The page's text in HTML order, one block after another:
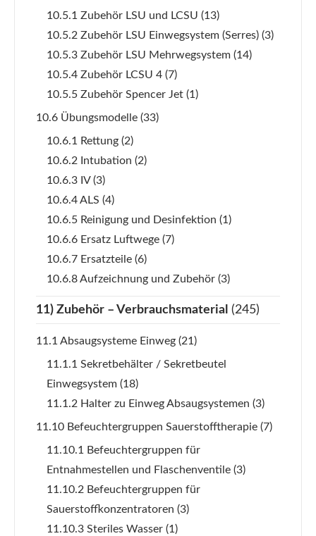
10.5.1 Zubehör LSU und LCSU (13)
10.5.2 Zubehör LSU Einwegsystem (Serres) (3)
10.5.3 Zubehör LSU Mehrwegsystem (14)
10.5.4 Zubehör LCSU 4 (7)
10.5.5 Zubehör Spencer Jet (1)
10.6 Übungsmodelle (33)
10.6.1 Rettung (2)
10.6.2 Intubation (2)
10.6.3 IV(3)
10.6.4 ALS (4)
10.6.5 Reinigung und Desinfektion (1)
10.6.6 Ersatz Luftwege (7)
10.6.7 Ersatzteile (6)
10.6.8 Aufzeichnung und Zubehör (3)
11) Zubehör – Verbrauchsmaterial (245)
11.1 Absaugsysteme Einweg (21)
11.1.1 Sekretbehälter / Sekretbeutel
Einwegsystem (18)
11.1.2 Halter zu Einweg Absaugsystemen (3)
11.10 Befeuchtergruppen Sauerstofftherapie (7)
11.10.1 Befeuchtergruppen für
Entnahmestellen und Flaschenventile (3)
11.10.2 Befeuchtergruppen für
Sauerstoffkonzentratoren (3)
11.10.3 Steriles Wasser (1)